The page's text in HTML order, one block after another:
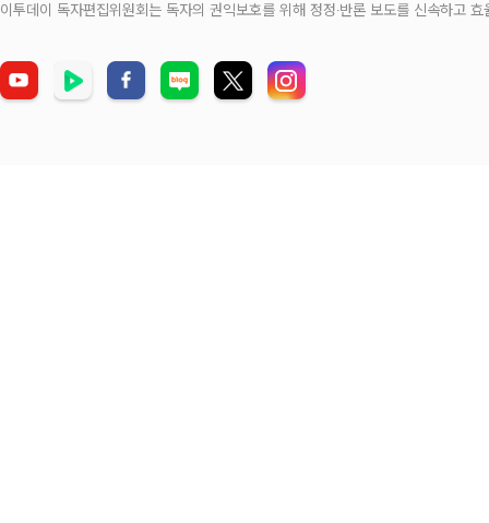
이투데이 독자편집위원회는 독자의 권익보호를 위해 정정‧반론 보도를 신속하고